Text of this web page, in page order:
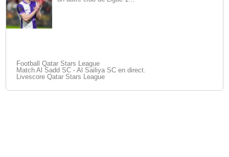
Football Qatar Stars League
Match Al Sadd SC - Al Sailiya SC en direct.
Livescore Qatar Stars League